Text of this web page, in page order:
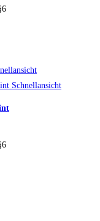
Schnellansicht